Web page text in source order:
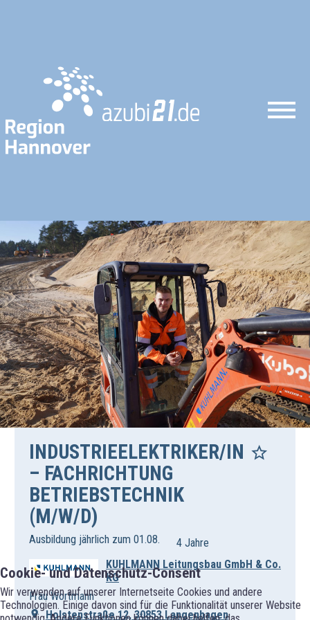
Cookie- und Datenschutz-Consent
Wir verwenden auf unserer Internetseite Cookies und andere
Technologien. Einige davon sind für die Funktionalität unserer Website
INDUSTRIEELEKTRIKER/IN
– FACHRICHTUNG
BETRIEBSTECHNIK
(M/W/D)
Ausbildung jährlich zum 01.08.
4 Jahre
KUHLMANN Leitungsbau GmbH & Co.
KG
Frau Wortmann
Holstenstraße 12, 30853 Langenhagen